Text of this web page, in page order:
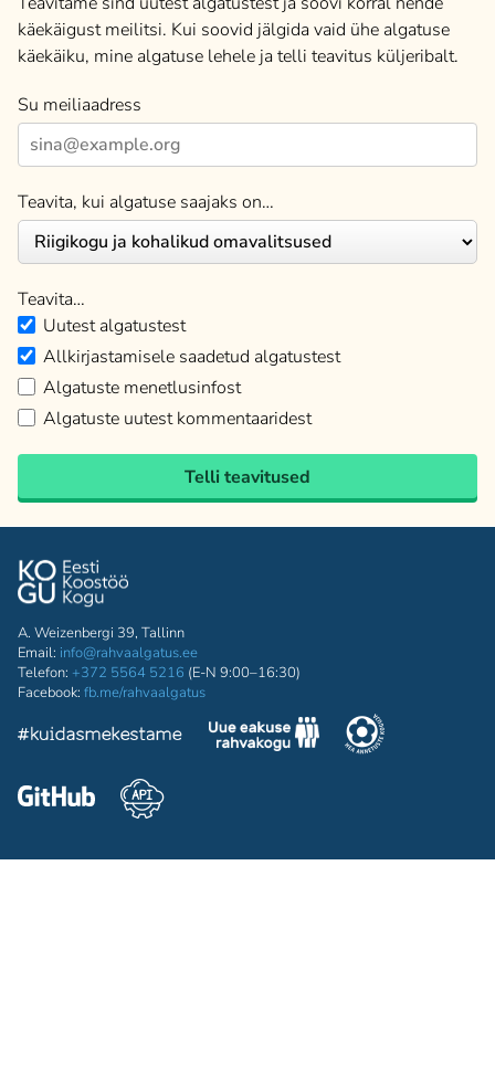
käekäigust meilitsi. Kui soovid jälgida vaid ühe algatuse
käekäiku, mine algatuse lehele ja telli teavitus küljeribalt.
Su meiliaadress
Teavita, kui algatuse saajaks on…
Teavita…
Uutest algatustest
Allkirjastamisele saadetud algatustest
Algatuste menetlusinfost
Algatuste uutest kommentaaridest
Telli teavitused
A. Weizenbergi 39, Tallinn
Email: info@rahvaalgatus.ee
Telefon: +372 5564 5216 (E-N 9:00–16:30)
Facebook: fb.me/rahvaalgatus